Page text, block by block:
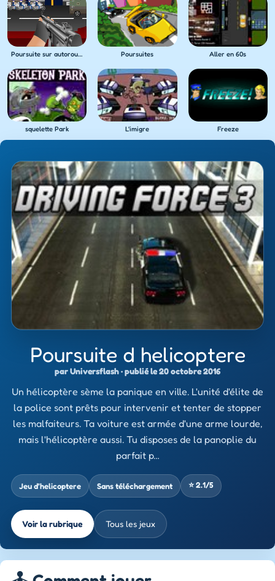
Poursuite d helicoptere
par Universflash · publié le 20 octobre 2016
Un hélicoptère sème la panique en ville. L'unité d'élite de
la police sont prêts pour intervenir et tenter de stopper
les malfaiteurs. Ta voiture est armée d'une arme lourde,
mais l'hélicoptère aussi. Tu disposes de la panoplie du
parfait p…
Jeu d’helicoptere Sans téléchargement ⭐ 2.1/5
Voir la rubrique Tous les jeux
Poursuite sur autoroute Poursuites Aller en 60s
squelette Park L'imigre Freeze